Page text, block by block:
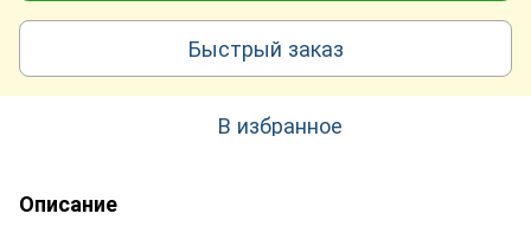
Быстрый заказ
В избранное
Описание